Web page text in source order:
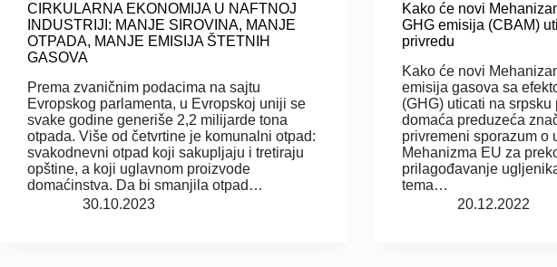
CIRKULARNA EKONOMIJA U NAFTNOJ
INDUSTRIJI: MANJE SIROVINA, MANJE
OTPADA, MANJE EMISIJA ŠTETNIH
GASOVA
Prema zvaničnim podacima na sajtu
Evropskog parlamenta, u Evropskoj uniji se
svake godine generiše 2,2 milijarde tona
otpada. Više od četvrtine je komunalni otpad:
svakodnevni otpad koji sakupljaju i tretiraju
opštine, a koji uglavnom proizvode
domaćinstva. Da bi smanjila otpad…
30.10.2023
Kako će novi
GHG emisija (CBAM)
privredu
Kako će novi
emisija gasova sa
(GHG) uticati na srpsku
domaća preduzeća
privremeni sporazum o
Mehanizma EU za
prilagođavanje
tema…
20.12.2022